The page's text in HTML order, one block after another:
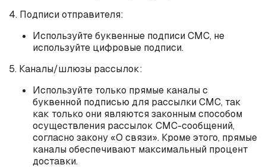
4. Подписи отправителя:
Используйте буквенные подписи СМС, не
используйте цифровые подписи.
5. Каналы/шлюзы рассылок:
Используйте только прямые каналы с
буквенной подписью для рассылки СМС, так
как только они являются законным способом
осуществления рассылок СМС-сообщений,
согласно закону «О связи». Кроме этого, прямые
каналы обеспечивают максимальный процент
доставки.